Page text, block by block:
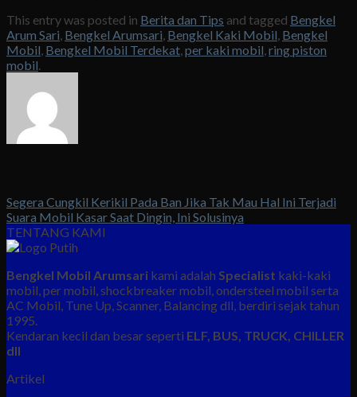
This entry was posted in Berita dan Tips and tagged Bengkel
Arum Sari, Bengkel Arumsari, Bengkel Kaki Mobil, Bengkel
Mobil, Bengkel Mobil Terdekat,per kaki mobil,ring piston
mobil.
Segera Cungkil Kerikil Pada Ban Jika Tak Mau Hal Ini Terjadi
Suara Mobil Kasar Saat Dingin, Ini Solusinya
TENTANG KAMI
Bengkel Mobil Arumsari kami adalah Specialist kaki-kaki
mobil, per mobil, shockbreaker mobil, ondersteel mobil serta
AC Mobil, Tune Up, Scanner, Balancing dll, berdiri sejak tahun
1995.
Kendaran kecil dan besar seperti ELF, BUS, TRUCK, CHILLER
dll
Artikel